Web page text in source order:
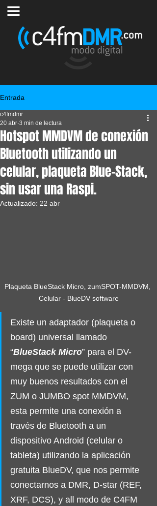
Entrada
Hotspot MMDVM de conexión
Bluetooth utilizando un
celular, plaqueta Blue-Stack,
sin usar una Raspi.
c4fmdmr
20 abr 3 min de lectura
Actualizado: 22 abr
Plaqueta BlueStack Micro, zumSPOT-MMDVM,
Celular - BlueDV software
Existe un adaptador (plaqueta o
board) universal llamado
“BlueStack Micro” para el DV-
mega que se puede utilizar con
muy buenos resultados con el
ZUM o JUMBO spot MMDVM,
esta permite una conexión a
través de Bluetooth a un
dispositivo Android (celular o
tableta) utilizando la aplicación
gratuita BlueDV, que nos permite
conectarnos a DMR, D-star (REF,
XRF, DCS), y all modo de C4FM